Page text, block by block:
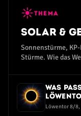
☀THEMA
Solar &
Sonnenstürme,
Stürme. Wie das
Was
Löwentor 8/8,